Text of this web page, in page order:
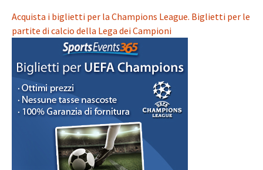
Acquista i biglietti per la Champions League. Biglietti per le
partite di calcio della Lega dei Campioni